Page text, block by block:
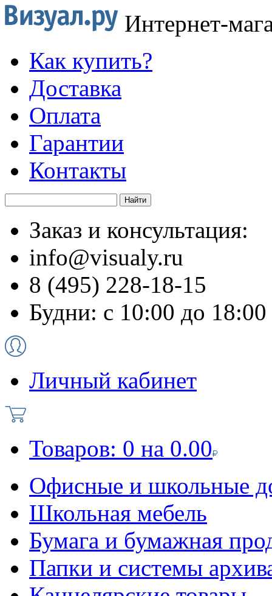
Интернет-
Как купить?
Доставка
Оплата
Гарантии
Контакты
Заказ и консультация:
info@visualy.ru
8 (495) 228-18-15
Будни: с 10:00 до 18:00
Личный кабинет
Товаров: 0 на 0.00
Офисные и школьные
Школьная мебель
Бумага и бумажная
Папки и системы